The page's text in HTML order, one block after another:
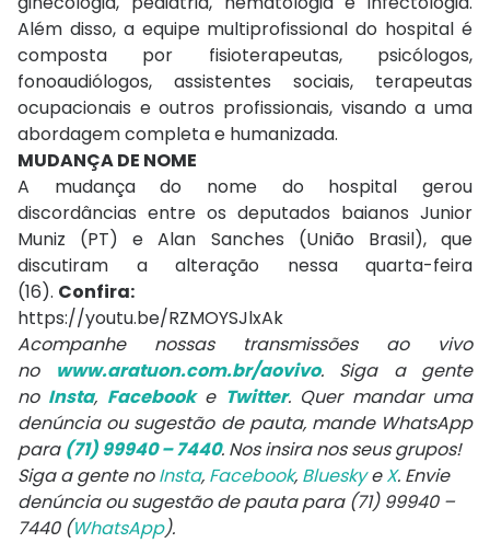
Além disso, a equipe multiprofissional do hospital é
composta por fisioterapeutas, psicólogos,
fonoaudiólogos, assistentes sociais, terapeutas
ocupacionais e outros profissionais, visando a uma
abordagem completa e humanizada.
MUDANÇA DE NOME
A mudança do nome do hospital gerou
discordâncias entre os deputados baianos Junior
Muniz (PT) e Alan Sanches (União Brasil), que
discutiram a alteração nessa quarta-feira
(16). Confira:
https://youtu.be/RZMOYSJlxAk
Acompanhe nossas transmissões ao vivo
no
www.aratuon.com.br/aovivo. Siga a gente
no Insta, Facebooke Twitter. Quer mandar uma
denúncia ou sugestão de pauta, mande WhatsApp
para (71) 99940 – 7440. Nos insira nos seus grupos!
Siga a gente noInsta, Facebook, BlueskyeX. Envie
denúncia ou sugestão de pauta para (71) 99940 –
7440 (WhatsApp).